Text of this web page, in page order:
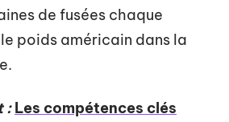
de fusées chaque
poids américain dans la
: Les compétences clés